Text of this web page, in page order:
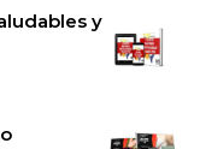
y